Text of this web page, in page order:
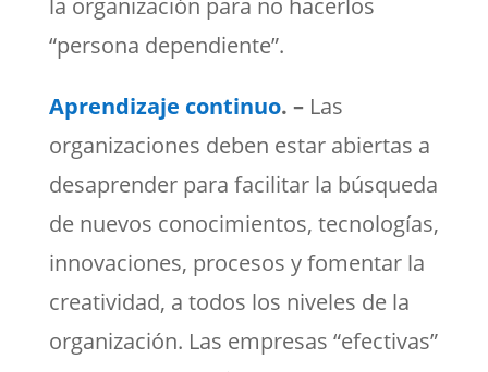
la organización para no hacerlos
“persona dependiente”.
Aprendizaje continuo. –Las
organizaciones deben estar abiertas a
desaprender para facilitar la búsqueda
de nuevos conocimientos, tecnologías,
innovaciones, procesos y fomentar la
creatividad, a todos los niveles de la
organización. Las empresas “efectivas”